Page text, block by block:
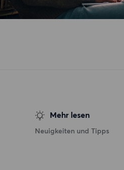
Mehr lesen
Neuigkeiten und Tipps